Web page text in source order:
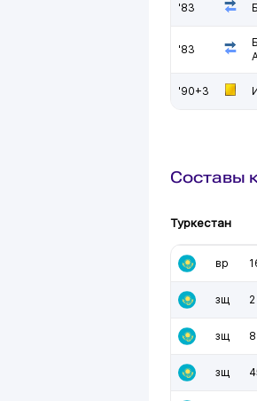
'83
'83
'90+3
Составы
Туркестан
вр
зщ 2
зщ
зщ